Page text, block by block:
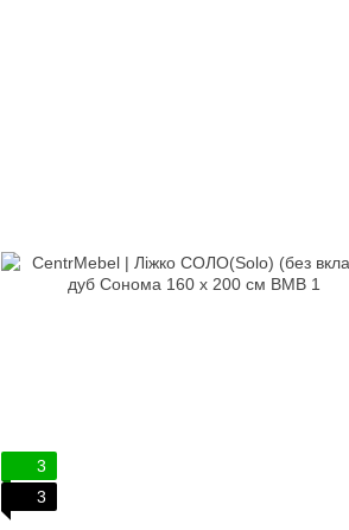
3
3